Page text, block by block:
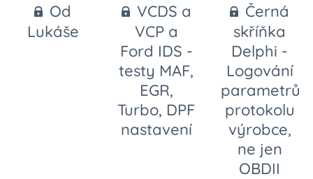
Od
Lukáše
VCDS a
VCP a
Ford IDS -
testy MAF,
EGR,
Turbo, DPF
nastavení
Černá
skříňka
Delphi -
Logování
parametrů
protokolu
výrobce,
ne jen
OBDII